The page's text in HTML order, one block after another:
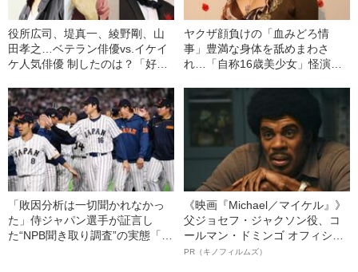
役所広司、堤真一、綾野剛、山
田孝之…ベテラン俳優vs.イケイ
ケ人気俳優 制したのは？「好き
表
ヤクザ顔負けの「血みどろ情
事」豊満な身体を舐めまわさ
れ…「自称16歳美少女」怪演
ぎる“熟れ方”
「敗因分析は一切聞かれなかっ
た」侍ジャパン選手が証言し
た“NPB聞き取り調査”の実態「選
《映画『Michael／マイケル』》
父ジョセフ・ジャクソン役、コ
ールマン・ドミンゴ オフィシャ
ルインタビュー“観客を魅了した
PR（キノフィルムズ）